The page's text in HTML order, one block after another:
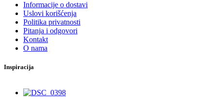
Informacije o dostavi
Uslovi korišćenja
Politika privatnosti
Pitanja i odgovori
Kontakt
O nama
Inspiracija